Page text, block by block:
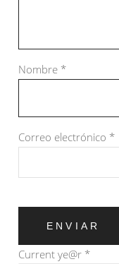
Nombre *
Correo electrónico *
Current ye@r *